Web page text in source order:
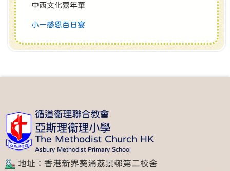
中西文化嘉年華
小一感恩百日宴
循道衞理聯合教會
亞斯理衞理小學
The Methodist Church HK
Asbury Methodist Primary School
地址：香港新界葵涌荔景邨第二校舍